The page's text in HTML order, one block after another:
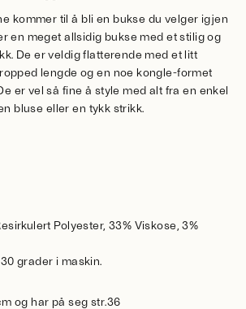
kommer til å bli en bukse du velger igjen
en meget allsidig bukse med et stilig og
De er veldig flatterende med et litt
lengde og en noe kongle-formet
er vel så fine å style med alt fra en enkel
bluse eller en tykk strikk.
Polyester, 33% Viskose, 3%
grader i maskin.
og har på seg str.36